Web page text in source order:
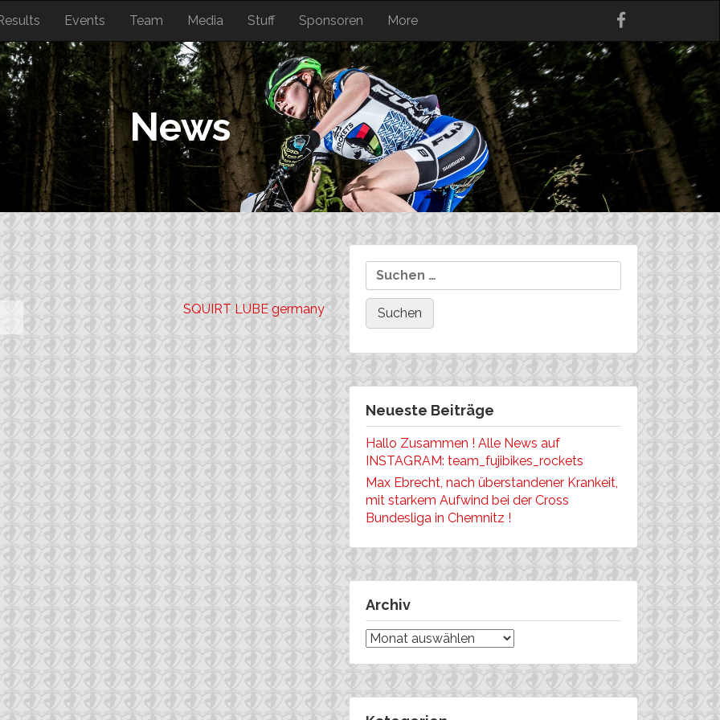
Events Team Media Stuff Sponsoren More
News
SQUIRT LUBE germany
Suchen
nach:
Neueste Beiträge
Hallo Zusammen ! Alle News auf
INSTAGRAM: team_fujibikes_rockets
Max Ebrecht, nach überstandener Krankeit,
mit starkem Aufwind bei der Cross
Bundesliga in Chemnitz !
Archiv
Archiv